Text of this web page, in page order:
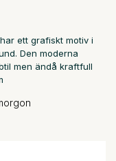
ett grafiskt motiv i
Den moderna
men ändå kraftfull